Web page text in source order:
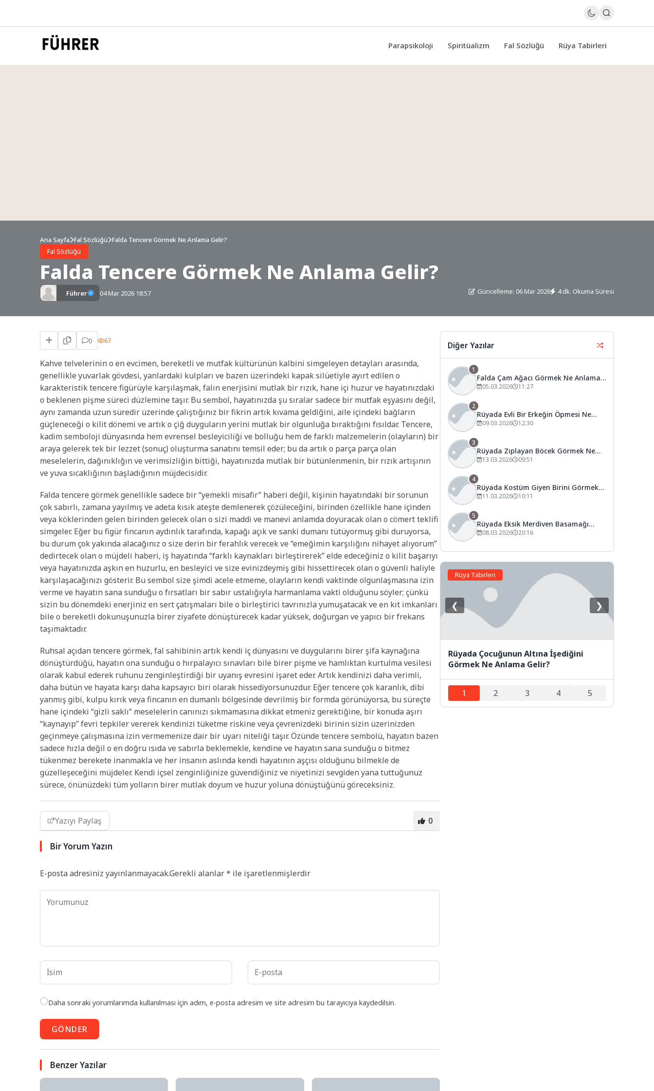
Parapsikoloji Spiritüalizm Fal Sözlüğü Rüya Tabirleri
Ana Sayfa Fal Sözlüğü Falda Tencere Görmek Ne Anlama Gelir?
Fal Sözlüğü
Falda Tencere Görmek Ne Anlama Gelir?
Führer 04 Mar 2026 18:57 Güncelleme: 06 Mar 2026 4 dk. Okuma Süresi
0 67
Kahve telvelerinin o en evcimen, bereketli ve mutfak kültürünün kalbini simgeleyen detayları arasında,
genellikle yuvarlak gövdesi, yanlardaki kulpları ve bazen üzerindeki kapak silüetiyle ayırt edilen o
karakteristik tencere figürüyle karşılaşmak, falın enerjisini mutlak bir rızık, hane içi huzur ve hayatınızdaki
o beklenen pişme süreci düzlemine taşır. Bu sembol, hayatınızda şu sıralar sadece bir mutfak eşyasını değil,
aynı zamanda uzun süredir üzerinde çalıştığınız bir fikrin artık kıvama geldiğini, aile içindeki bağların
güçleneceği o kilit dönemi ve artık o çiğ duyguların yerini mutlak bir olgunluğa bıraktığını fısıldar. Tencere,
kadim semboloji dünyasında hem evrensel besleyiciliği ve bolluğu hem de farklı malzemelerin (olayların) bir
araya gelerek tek bir lezzet (sonuç) oluşturma sanatını temsil eder; bu da artık o parça parça olan
meselelerin, dağınıklığın ve verimsizliğin bittiği, hayatınızda mutlak bir bütünlenmenin, bir rızık artışının
ve yuva sıcaklığının başladığının müjdecisidir.
Falda tencere görmek genellikle sadece bir “yemekli misafir” haberi değil, kişinin hayatındaki bir sorunun
çok sabırlı, zamana yayılmış ve adeta kısık ateşte demlenerek çözüleceğini, birinden özellikle hane içinden
veya köklerinden gelen birinden gelecek olan o sizi maddi ve manevi anlamda doyuracak olan o cömert teklifi
simgeler. Eğer bu figür fincanın aydınlık tarafında, kapağı açık ve sanki dumanı tütüyormuş gibi duruyorsa,
bu durum çok yakında alacağınız o size derin bir ferahlık verecek ve “emeğimin karşılığını nihayet alıyorum”
dedirtecek olan o müjdeli haberi, iş hayatında “farklı kaynakları birleştirerek” elde edeceğiniz o kilit başarıyı
veya hayatınızda aşkın en huzurlu, en besleyici ve size evinizdeymiş gibi hissettirecek olan o güvenli haliyle
karşılaşacağınızı gösterir. Bu sembol size şimdi acele etmeme, olayların kendi vaktinde olgunlaşmasına izin
verme ve hayatın sana sunduğu o fırsatları bir sabır ustalığıyla harmanlama vakti olduğunu söyler; çünkü
sizin bu dönemdeki enerjiniz en sert çatışmaları bile o birleştirici tavrınızla yumuşatacak ve en kıt imkanları
bile o bereketli dokunuşunuzla birer ziyafete dönüştürecek kadar yüksek, doğurgan ve yapıcı bir frekans
taşımaktadır.
Ruhsal açıdan tencere görmek, fal sahibinin artık kendi iç dünyasını ve duygularını birer şifa kaynağına
dönüştürdüğü, hayatın ona sunduğu o hırpalayıcı sınavları bile birer pişme ve hamlıktan kurtulma vesilesi
olarak kabul ederek ruhunu zenginleştirdiği bir uyanış evresini işaret eder. Artık kendinizi daha verimli,
daha bütün ve hayata karşı daha kapsayıcı biri olarak hissediyorsunuzdur. Eğer tencere çok karanlık, dibi
yanmış gibi, kulpu kırık veya fincanın en dumanlı bölgesinde devrilmiş bir formda görünüyorsa, bu süreçte
hane içindeki “gizli saklı” meselelerin canınızı sıkmamasına dikkat etmeniz gerektiğine, bir konuda aşırı
“kaynayıp” fevri tepkiler vererek kendinizi tüketme riskine veya çevrenizdeki birinin sizin üzerinizden
geçinmeye çalışmasına izin vermemenize dair bir uyarı niteliği taşır. Özünde tencere sembolü, hayatın bazen
sadece hızla değil o en doğru ısıda ve sabırla beklemekle, kendine ve hayatın sana sunduğu o bitmez
tükenmez berekete inanmakla ve her insanın aslında kendi hayatının aşçısı olduğunu bilmekle de
güzelleşeceğini müjdeler. Kendi içsel zenginliğinize güvendiğiniz ve niyetinizi sevgiden yana tuttuğunuz
sürece, önünüzdeki tüm yolların birer mutlak doyum ve huzur yoluna dönüştüğünü göreceksiniz.
Yazıyı Paylaş 0
Bir Yorum Yazın
E-posta adresiniz yayınlanmayacak.Gerekli alanlar* ile işaretlenmişlerdir
Daha sonraki yorumlarımda kullanılması için adım, e-posta adresim ve site adresim bu tarayıcıya kaydedilsin.
GÖNDER
Benzer Yazılar
Diğer Yazılar
1
Falda Çam Ağacı Görmek Ne Anlama
Gelir?
05.03.2026 11:27
2
Rüyada Evli Bir Erkeğin Öpmesi Ne
Anlama Gelir?
09.03.2026 12:30
3
Rüyada Zıplayan Böcek Görmek Ne
Anlama Gelir?
13.03.2026 09:51
4
Rüyada Kostüm Giyen Birini Görmek
Ne Anlama Gelir?
11.03.2026 10:11
5
Rüyada Eksik Merdiven Basamağı
Görmek Ne Anlama Gelir?
08.03.2026 20:16
Rüya Tabirleri
Rüyada Çocuğunun Altına İşediğini
Görmek Ne Anlama Gelir?
❮ ❯
1 2 3 4 5